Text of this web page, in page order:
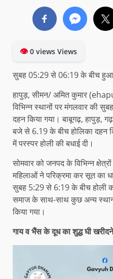
👁0 views Views
सुबह 05:29 से 06:19 के बीच हुआ
हापुड़, सीमन/ अमित कुमार
विभिन्न स्थानों पर मंगलवार की
दहन किया गया। बाबूगढ़, हापुड़,
बजे से 6.19 के बीच होलिका दहन
में परस्पर होली की बधाई दी।
सोमवार को जनपद के विभिन्न
महिलाओं ने परिक्रमा कर सूत का
सुबह 5:29 से 6:19 के बीच होली
समाज के साथ-साथ कुछ अन्य
किया गया।
गाय व भैंस के दूध का शुद्ध घी